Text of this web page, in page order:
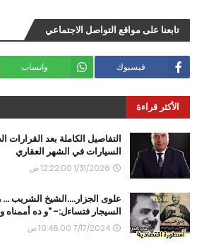
تابعنا على مواقع التواصل الاجتماعي
فيسبوك واتساب
الأكثر قراءة
التفاصيل الكاملة بعد
السيارات في الشهر العقاري
1/31/2026 12:22:00 ص
علوى الجزار....الشيخ الشريب
السيجار فتساءل:- "و ده أممناه
7/17/2024 10:46:00 ص